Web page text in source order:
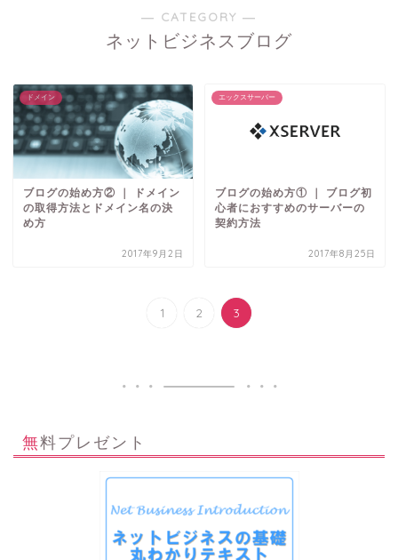
― CATEGORY ―
ネットビジネスブログ
ドメイン
ブログの始め方② ｜ ドメイン
の取得方法とドメイン名の決
め方
2017年9月2日
エックスサーバー
ブログの始め方① ｜ ブログ初
心者におすすめのサーバーの
契約方法
2017年8月25日
1 2 3
無料プレゼント